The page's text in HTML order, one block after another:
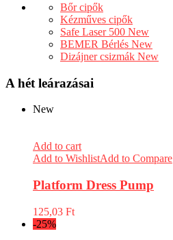
Bőr cipők
Kézműves cipők
Safe Laser 500 New
BEMER Bérlés New
Dizájner csizmák New
A hét leárazásai
New
Add to cart
Add to WishlistAdd to Compare
Platform Dress Pump
125,03 Ft
-25%